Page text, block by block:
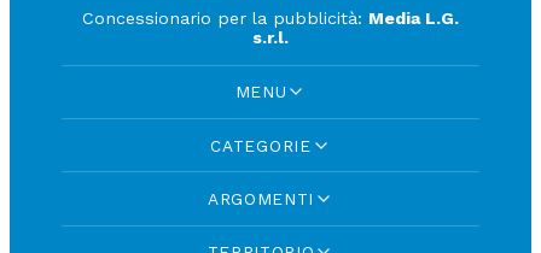
Concessionario per la pubblicità: Media L.G.
s.r.l.
MENU
CATEGORIE
ARGOMENTI